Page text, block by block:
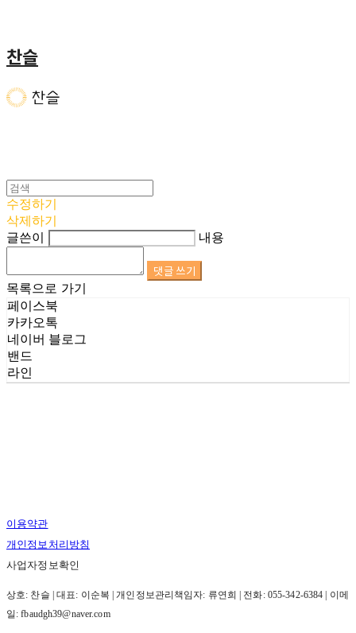
찬슬
수정하기
삭제하기
글쓴이
내용
댓글 쓰기
목록으로 가기
페이스북
카카오톡
네이버 블로그
밴드
라인
이용약관
개인정보처리방침
사업자정보확인
상호: 찬슬 | 대표: 이순복 | 개인정보관리책임자: 류연희 | 전화: 055-342-6384 | 이메
일: fbaudgh39@naver.com